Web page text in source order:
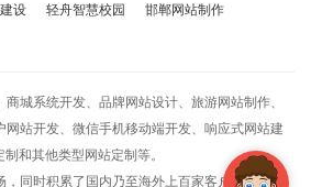
设 轻舟智慧校园
邯郸网站制作
城系统开发、品牌网站设计、旅游网站制作、
站开发、微信手机移动端开发、响应式网站建
和其他类型网站定制等。
，同时积累了国内乃至海外上百家客户，获得了